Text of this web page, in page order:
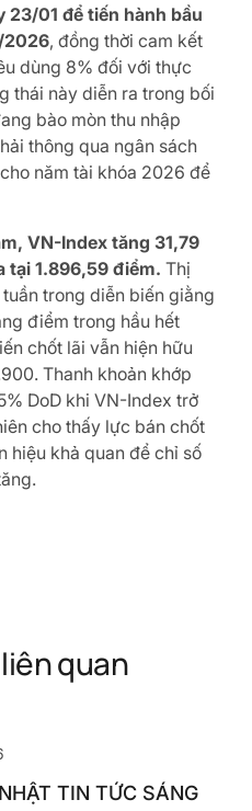
23/01 để tiến hành bầu
2026, đồng thời cam kết
dùng 8% đối với thực
thái này diễn ra trong bối
bào mòn thu nhập
thông qua ngân sách
năm tài khóa 2026 để
VN-Index tăng 31,79
tại 1.896,59 điểm. Thị
trong diễn biến giằng
điểm trong hầu hết
chốt lãi vẫn hiện hữu
Thanh khoản khớp
DoD khi VN-Index trở
cho thấy lực bán chốt
hiệu khả quan để chỉ số
quan
TIN TỨC SÁNG